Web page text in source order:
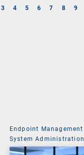
3 4 5 6 7 8 9
Endpoint Management
System Administration